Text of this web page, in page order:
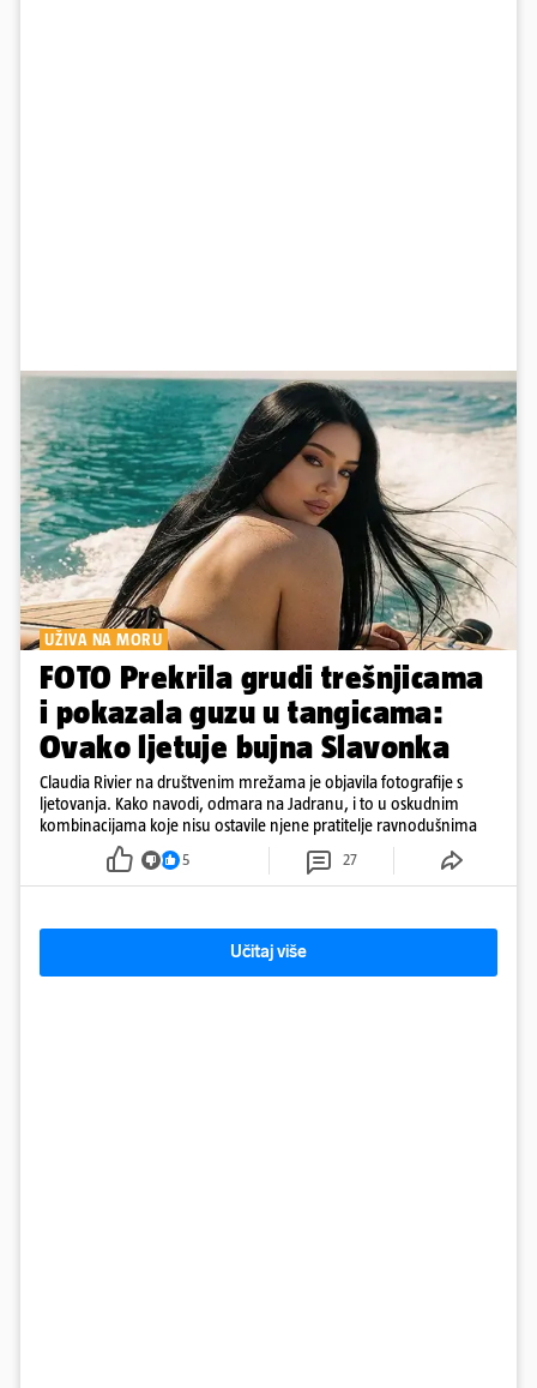
UŽIVA NA MORU
FOTO Prekrila grudi trešnjicama
i pokazala guzu u tangicama:
Ovako ljetuje bujna Slavonka
Claudia Rivier na društvenim mrežama je objavila fotografije s
ljetovanja. Kako navodi, odmara na Jadranu, i to u oskudnim
kombinacijama koje nisu ostavile njene pratitelje ravnodušnima
5 27
Učitaj više